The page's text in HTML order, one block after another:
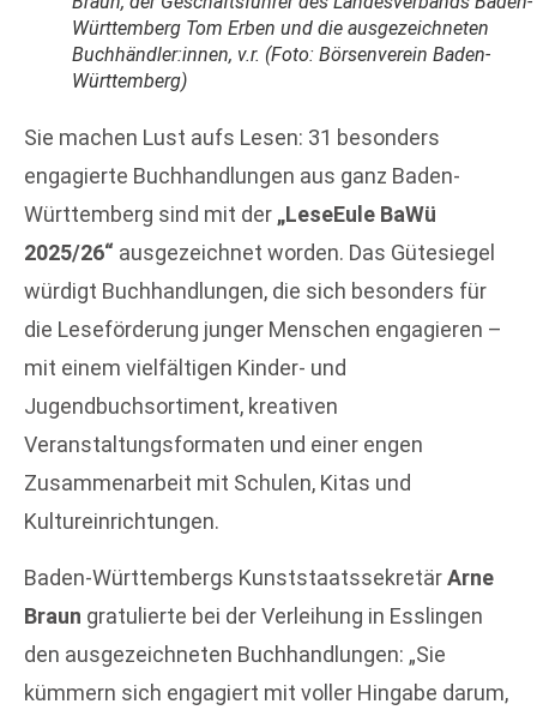
Württemberg Tom Erben und die ausgezeichneten
Buchhändler:innen, v.r. (Foto: Börsenverein Baden-
Württemberg)
Sie machen Lust aufs Lesen: 31 besonders
engagierte Buchhandlungen aus ganz Baden-
Württemberg sind mit der „LeseEule BaWü
2025/26“ ausgezeichnet worden. Das Gütesiegel
würdigt Buchhandlungen, die sich besonders für
die Leseförderung junger Menschen engagieren –
mit einem vielfältigen Kinder- und
Jugendbuchsortiment, kreativen
Veranstaltungsformaten und einer engen
Zusammenarbeit mit Schulen, Kitas und
Kultureinrichtungen.
Baden-Württembergs KunststaatssekretärArne
Braun gratulierte bei der Verleihung in Esslingen
den ausgezeichneten Buchhandlungen: „Sie
kümmern sich engagiert mit voller Hingabe darum,